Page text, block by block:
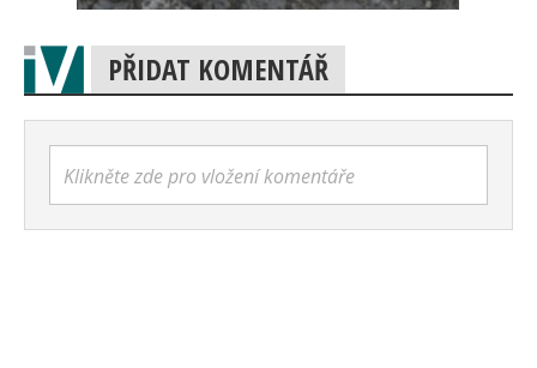
PŘIDAT KOMENTÁŘ
Klikněte zde pro vložení komentáře